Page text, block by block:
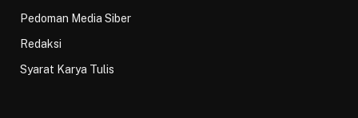
Pedoman Media Siber
Redaksi
Syarat Karya Tulis